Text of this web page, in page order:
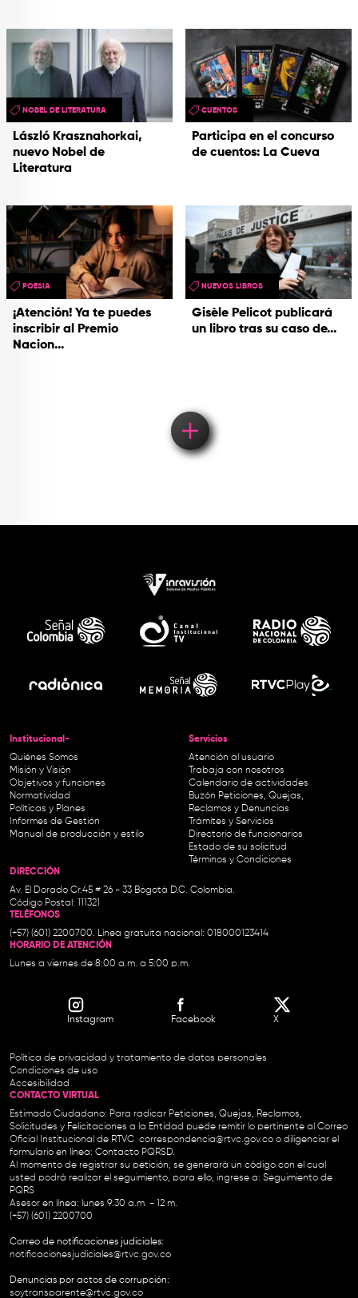
László Krasznahorkai,
nuevo Nobel de
Literatura
NOBEL DE LITERATURA
Participa en el concurso
de cuentos: La Cueva
CUENTOS
¡Atención! Ya te puedes
inscribir al Premio
Nacion...
POESIA
Gisèle Pelicot publicará
un libro tras su caso de...
NUEVOS LIBROS
Load More
Institucional-
Quiénes Somos
Misión y Visión
Objetivos y funciones
Normatividad
Políticas y Planes
Informes de Gestión
Manual de producción y estilo
Servicios
Atención al usuario
Trabaja con nosotros
Calendario de actividades
Buzón Peticiones, Quejas,
Reclamos y Denuncias
Trámites y Servicios
Directorio de funcionarios
Estado de su solicitud
Términos y Condiciones
DIRECCIÓN
Av. El Dorado Cr.45 # 26 - 33 Bogotá D.C. Colombia.
Código Postal: 111321
TELÉFONOS
(+57) (601) 2200700. Línea gratuita nacional: 018000123414
HORARIO DE ATENCIÓN
Lunes a viernes de 8:00 a.m. a 5:00 p.m.
Instagram Facebook X
Política de privacidad y tratamiento de datos personales
Condiciones de uso
Accesibilidad
CONTACTO VIRTUAL
Estimado Ciudadano: Para radicar Peticiones, Quejas, Reclamos,
Solicitudes y Felicitaciones a la Entidad puede remitir lo pertinente al Correo
Oficial Institucional de RTVC correspondencia@rtvc.gov.co o diligenciar el
formulario en línea: Contacto PQRSD.
Al momento de registrar su petición, se generará un código con el cual
usted podrá realizar el seguimiento, para ello, ingrese a: Seguimiento de
PQRS
Asesor en línea: lunes 9:30 a.m. - 12 m.
(+57) (601) 2200700
Correo de notificaciones judiciales:
notificacionesjudiciales@rtvc.gov.co
Denuncias por actos de corrupción:
soytransparente@rtvc.gov.co